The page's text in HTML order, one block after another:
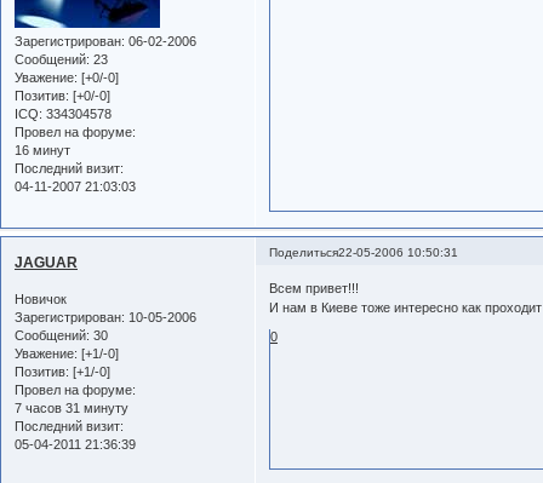
Зарегистрирован: 06-02-2006
Сообщений: 23
Уважение: [+0/-0]
Позитив: [+0/-0]
ICQ: 334304578
Провел на форуме:
16 минут
Последний визит:
04-11-2007 21:03:03
Поделиться22-05-2006 10:50:31
JAGUAR
Новичок
Зарегистрирован: 10-05-2006
Сообщений: 30
Уважение: [+1/-0]
Позитив: [+1/-0]
Провел на форуме:
7 часов 31 минуту
Последний визит:
05-04-2011 21:36:39
Всем привет!!!
И нам в Киеве тоже интересно как
0